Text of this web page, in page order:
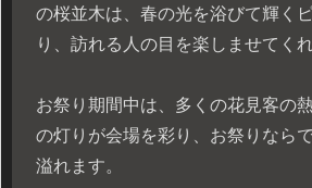
の桜並木は、春の光を浴びて輝く
り、訪れる人の目を楽しませてくれ
お祭り期間中は、多くの花見客の
の灯りが会場を彩り、お祭りなら
溢れます。